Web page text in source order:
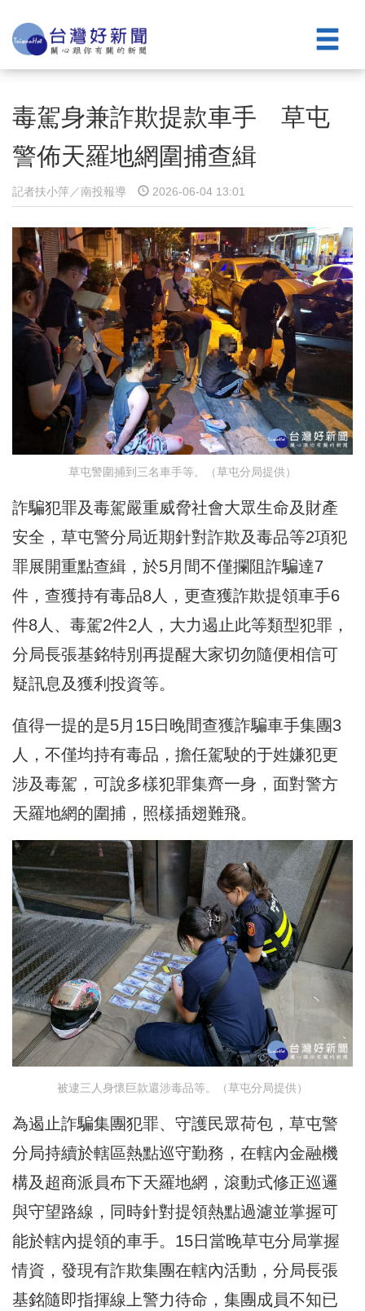
毒駕身兼詐欺提款車手 草屯
警佈天羅地網圍捕查緝
記者扶小萍／南投報導 2026-06-04 13:01
草屯警圍捕到三名車手等。（草屯分局提供）
詐騙犯罪及毒駕嚴重威脅社會大眾生命及財產
安全，草屯警分局近期針對詐欺及毒品等2項犯
罪展開重點查緝，於5月間不僅攔阻詐騙達7
件，查獲持有毒品8人，更查獲詐欺提領車手6
件8人、毒駕2件2人，大力遏止此等類型犯罪，
分局長張基銘特別再提醒大家切勿隨便相信可
疑訊息及獲利投資等。
值得一提的是5月15日晚間查獲詐騙車手集團3
人，不僅均持有毒品，擔任駕駛的于姓嫌犯更
涉及毒駕，可說多樣犯罪集齊一身，面對警方
天羅地網的圍捕，照樣插翅難飛。
被逮三人身懷巨款還涉毒品等。（草屯分局提供）
為遏止詐騙集團犯罪、守護民眾荷包，草屯警
分局持續於轄區熱點巡守勤務，在轄內金融機
構及超商派員布下天羅地網，滾動式修正巡邏
與守望路線，同時針對提領熱點過濾並掌握可
能於轄內提領的車手。15日當晚草屯分局掌握
情資，發現有詐欺集團在轄內活動，分局長張
基銘隨即指揮線上警力待命，集團成員不知已